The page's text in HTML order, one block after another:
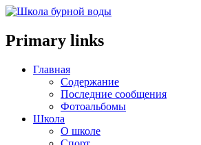
Primary links
Главная
Содержание
Последние сообщения
Фотоальбомы
Школа
О школе